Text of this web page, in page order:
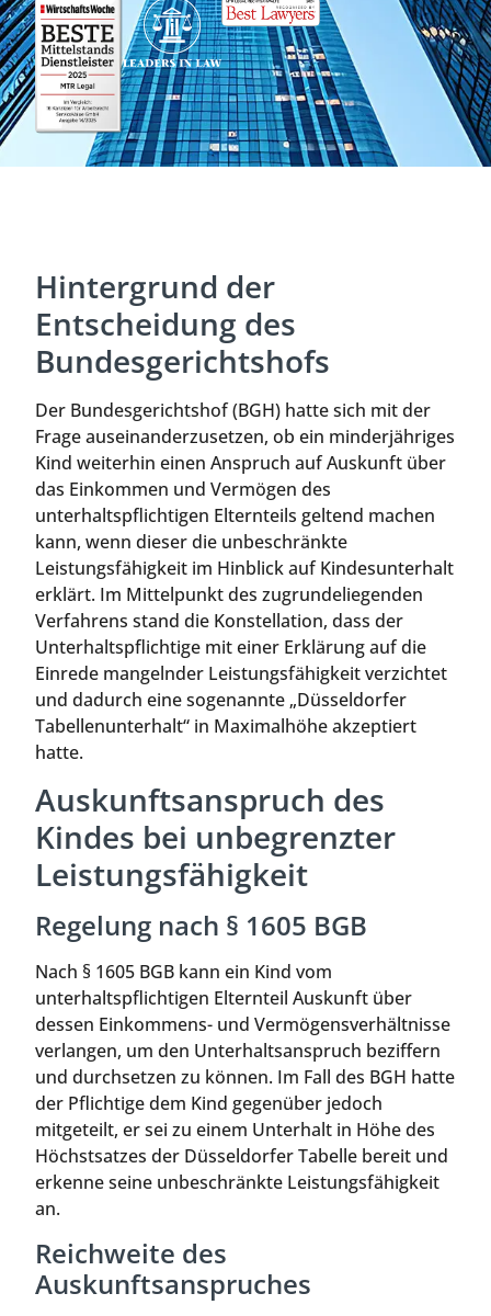
Hintergrund der
Entscheidung des
Bundesgerichtshofs
Der Bundesgerichtshof (BGH) hatte sich mit der
Frage auseinanderzusetzen, ob ein minderjähriges
Kind weiterhin einen Anspruch auf Auskunft über
das Einkommen und Vermögen des
unterhaltspflichtigen Elternteils geltend machen
kann, wenn dieser die unbeschränkte
Leistungsfähigkeit im Hinblick auf Kindesunterhalt
erklärt. Im Mittelpunkt des zugrundeliegenden
Verfahrens stand die Konstellation, dass der
Unterhaltspflichtige mit einer Erklärung auf die
Einrede mangelnder Leistungsfähigkeit verzichtet
und dadurch eine sogenannte „Düsseldorfer
Tabellenunterhalt“ in Maximalhöhe akzeptiert
hatte.
Auskunftsanspruch des
Kindes bei unbegrenzter
Leistungsfähigkeit
Regelung nach § 1605 BGB
Nach § 1605 BGB kann ein Kind vom
unterhaltspflichtigen Elternteil Auskunft über
dessen Einkommens- und Vermögensverhältnisse
verlangen, um den Unterhaltsanspruch beziffern
und durchsetzen zu können. Im Fall des BGH hatte
der Pflichtige dem Kind gegenüber jedoch
mitgeteilt, er sei zu einem Unterhalt in Höhe des
Höchstsatzes der Düsseldorfer Tabelle bereit und
erkenne seine unbeschränkte Leistungsfähigkeit
an.
Reichweite des
Auskunftsanspruches